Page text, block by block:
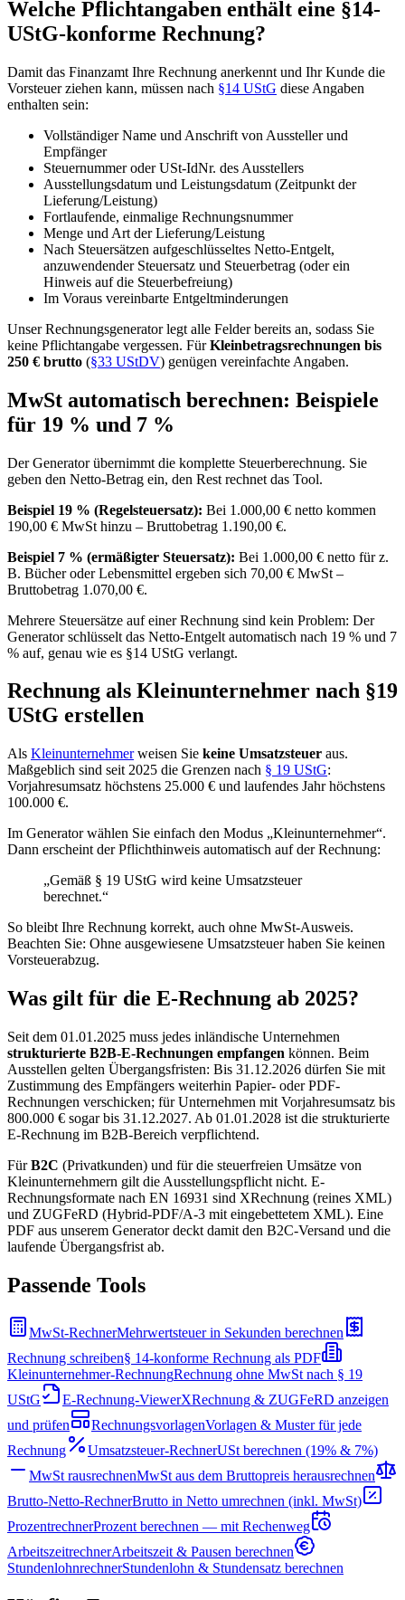
Welche Pflichtangaben enthält eine §14-
UStG-konforme Rechnung?
Damit das Finanzamt Ihre Rechnung anerkennt und Ihr Kunde die
Vorsteuer ziehen kann, müssen nach §14 UStG diese Angaben
enthalten sein:
Vollständiger Name und Anschrift von Aussteller und
Empfänger
Steuernummer oder USt-IdNr. des Ausstellers
Ausstellungsdatum und Leistungsdatum (Zeitpunkt der
Lieferung/Leistung)
Fortlaufende, einmalige Rechnungsnummer
Menge und Art der Lieferung/Leistung
Nach Steuersätzen aufgeschlüsseltes Netto-Entgelt,
anzuwendender Steuersatz und Steuerbetrag (oder ein
Hinweis auf die Steuerbefreiung)
Im Voraus vereinbarte Entgeltminderungen
Unser Rechnungsgenerator legt alle Felder bereits an, sodass Sie
keine Pflichtangabe vergessen. FürKleinbetragsrechnungen bis
250 € brutto (§33 UStDV) genügen vereinfachte Angaben.
MwSt automatisch berechnen: Beispiele
für 19 % und 7 %
Der Generator übernimmt die komplette Steuerberechnung. Sie
geben den Netto-Betrag ein, den Rest rechnet das Tool.
Beispiel 19 % (Regelsteuersatz): Bei 1.000,00 € netto kommen
190,00 € MwSt hinzu – Bruttobetrag 1.190,00 €.
Beispiel 7 % (ermäßigter Steuersatz): Bei 1.000,00 € netto für z.
B. Bücher oder Lebensmittel ergeben sich 70,00 € MwSt –
Bruttobetrag 1.070,00 €.
Mehrere Steuersätze auf einer Rechnung sind kein Problem: Der
Generator schlüsselt das Netto-Entgelt automatisch nach 19 % und 7
% auf, genau wie es §14 UStG verlangt.
Rechnung als Kleinunternehmer nach §19
UStG erstellen
Als Kleinunternehmerweisen Sie keine Umsatzsteuer aus.
Maßgeblich sind seit 2025 die Grenzen nach § 19 UStG:
Vorjahresumsatz höchstens 25.000 € und laufendes Jahr höchstens
100.000 €.
Im Generator wählen Sie einfach den Modus „Kleinunternehmer“.
Dann erscheint der Pflichthinweis automatisch auf der Rechnung:
„Gemäß § 19 UStG wird keine Umsatzsteuer
berechnet.“
So bleibt Ihre Rechnung korrekt, auch ohne MwSt-Ausweis.
Beachten Sie: Ohne ausgewiesene Umsatzsteuer haben Sie keinen
Vorsteuerabzug.
Was gilt für die E-Rechnung ab 2025?
Seit dem 01.01.2025 muss jedes inländische Unternehmen
strukturierte B2B-E-Rechnungen empfangen können. Beim
Ausstellen gelten Übergangsfristen: Bis 31.12.2026 dürfen Sie mit
Zustimmung des Empfängers weiterhin Papier- oder PDF-
Rechnungen verschicken; für Unternehmen mit Vorjahresumsatz bis
800.000 € sogar bis 31.12.2027. Ab 01.01.2028 ist die strukturierte
E-Rechnung im B2B-Bereich verpflichtend.
FürB2C (Privatkunden) und für die steuerfreien Umsätze von
Kleinunternehmern gilt die Ausstellungspflicht nicht. E-
Rechnungsformate nach EN 16931 sind XRechnung (reines XML)
und ZUGFeRD (Hybrid-PDF/A-3 mit eingebettetem XML). Eine
PDF aus unserem Generator deckt damit den B2C-Versand und die
laufende Übergangsfrist ab.
Passende Tools
MwSt-RechnerMehrwertsteuer in Sekunden berechnen
Rechnung schreiben§ 14-konforme Rechnung als PDF
Kleinunternehmer-RechnungRechnung ohne MwSt nach § 19
UStG
E-Rechnung-ViewerXRechnung & ZUGFeRD anzeigen
und prüfen
RechnungsvorlagenVorlagen & Muster für jede
Rechnung
Umsatzsteuer-RechnerUSt berechnen (19% & 7%)
MwSt rausrechnenMwSt aus dem Bruttopreis herausrechnen
Brutto-Netto-RechnerBrutto in Netto umrechnen (inkl. MwSt)
ProzentrechnerProzent berechnen — mit Rechenweg
ArbeitszeitrechnerArbeitszeit & Pausen berechnen
StundenlohnrechnerStundenlohn & Stundensatz berechnen